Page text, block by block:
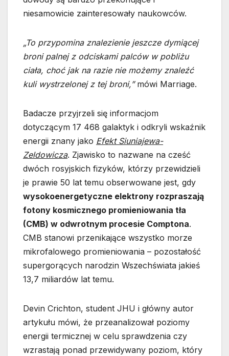
niesamowicie zainteresowały naukowców.
„To przypomina znalezienie jeszcze dymiącej
broni palnej z odciskami palców w pobliżu
ciała, choć jak na razie nie możemy znaleźć
kuli wystrzelonej z tej broni,”mówi Marriage.
Badacze przyjrzeli się informacjom
dotyczącym 17 468 galaktyk i odkryli wskaźnik
energii znany jako Efekt Siuniajewa-
Zeldowicza. Zjawisko to nazwane na cześć
dwóch rosyjskich fizyków, którzy przewidzieli
je prawie 50 lat temu obserwowane jest, gdy
wysokoenergetyczne elektrony rozpraszają
fotony kosmicznego promieniowania tła
(CMB) w odwrotnym procesie Comptona.
CMB stanowi przenikające wszystko morze
mikrofalowego promieniowania – pozostałość
supergorących narodzin Wszechświata jakieś
13,7 miliardów lat temu.
Devin Crichton, student JHU i główny autor
artykułu mówi, że przeanalizował poziomy
energii termicznej w celu sprawdzenia czy
wzrastają ponad przewidywany poziom, który